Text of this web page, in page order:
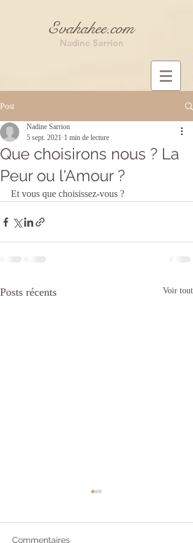
Evahahee.com
Nadine Sarrion
Post
Que choisirons nous ? La
Peur ou l'Amour ?
Nadine Sarrion
5 sept. 2021 1 min de lecture
Et vous que choisissez-vous ?
Posts récents Voir tout
Commentaires